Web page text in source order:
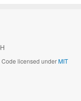
Code licensed underMIT